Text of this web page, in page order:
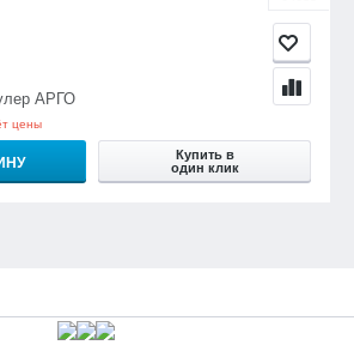
АРГО
цены
Купить в
один клик